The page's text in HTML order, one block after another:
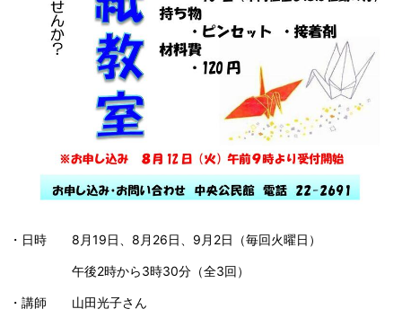
・日時 8月19日、8月26日、9月2日（毎回火曜日）
午後2時から3時30分（全3回）
・講師 山田光子さん